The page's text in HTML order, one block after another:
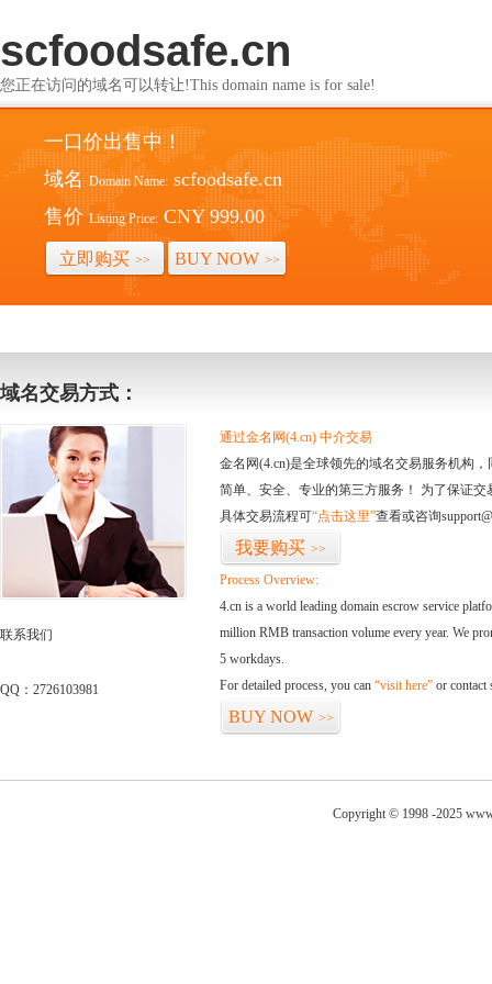
scfoodsafe.cn
您正在访问的域名可以转让!This domain name is for sale!
一口价出售中！
域名 Domain Name: scfoodsafe.cn
售价 Listing Price: CNY 999.00
立即购买 >> BUY NOW >>
域名交易方式：
联系我们
QQ：2726103981
通过金名网(4.cn) 中介交易
金名网(4.cn)是全球领先的域名交易服务机构
简单、安全、专业的第三方服务！ 为了保证
具体交易流程可“点击这里”查看或咨询
我要购买 >>
Process Overview:
4.cn is a world leading domain escrow service
million RMB transaction volume every year. We
5 workdays.
For detailed process, you can “visit here” or contact
BUY NOW >>
Copyright © 1998 -2025